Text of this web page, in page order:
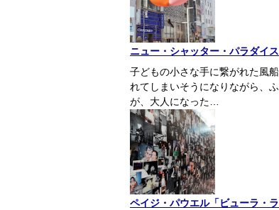
ニュー・シャッター・パラダ
子どもの小さな手に繋がれた風
れてしまいそうになりながら、
が、大人になった…
ペイジ・パウエル「ビューラ・